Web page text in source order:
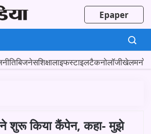
Epaper
बिजनेसशिक्षालाइफस्टाइलटैकनोलॉजीखेल
शुरू किया कैंपेन, कहा- मुझे